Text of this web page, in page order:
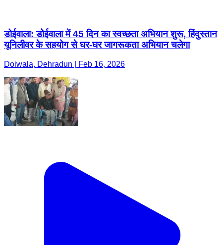
डोईवाला: डोईवाला में 45 दिन का स्वच्छता अभियान शुरू, हिंदुस्तान
यूनिलीवर के सहयोग से घर-घर जागरूकता अभियान चलेगा
Doiwala, Dehradun | Feb 16, 2026